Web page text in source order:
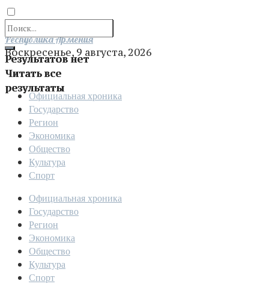
Результатов нет
Читать все
результаты
Отправить
Республика Армения
Воскресенье, 9 августа, 2026
Официальная хроника
Государство
Регион
Экономика
Общество
Культура
Спорт
Официальная хроника
Государство
Регион
Экономика
Общество
Культура
Спорт